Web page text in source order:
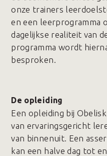
onze trainers
en een leerprogramma
dagelijkse realiteit van
programma wordt
besproken.
De opleiding
Een opleiding bij
van ervaringsgericht
van binnenuit. Een
kan een halve dag tot